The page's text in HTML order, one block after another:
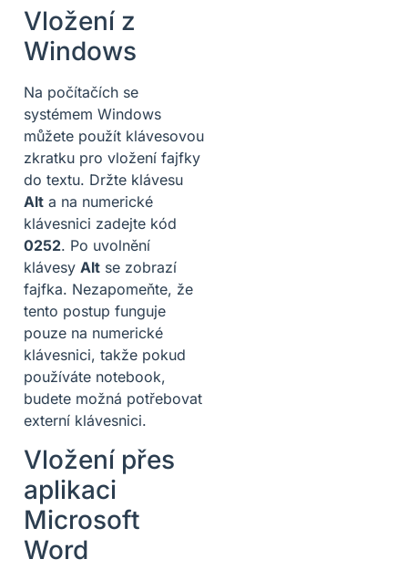
Vložení z
Windows
Na počítačích se
systémem Windows
můžete použít klávesovou
zkratku pro vložení fajfky
do textu. Držte klávesu
Alt a na numerické
klávesnici zadejte kód
0252. Po uvolnění
klávesy Alt se zobrazí
fajfka. Nezapomeňte, že
tento postup funguje
pouze na numerické
klávesnici, takže pokud
používáte notebook,
budete možná potřebovat
externí klávesnici.
Vložení přes
aplikaci
Microsoft
Word